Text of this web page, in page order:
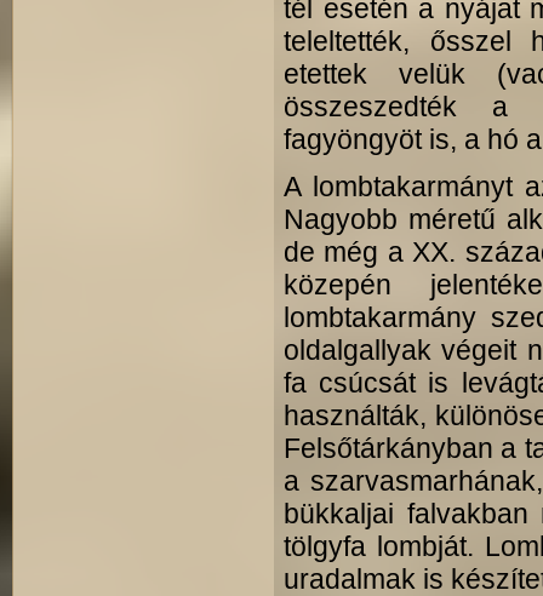
tél esetén a nyájat
teleltették, ősszel
etettek velük
összeszedték a
fagyöngyöt is, a hó
A lombtakarmányt
Nagyobb méretű
de még a XX.
közepén
lombtakarmány
oldalgallyak végeit
fa csúcsát is
használták,
Felsőtárkányban a
a
bükkaljai
tölgyfa lombját.
uradalmak is